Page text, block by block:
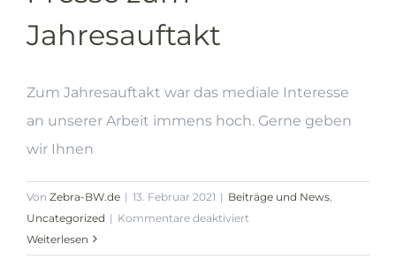
Jahresauftakt
Zum Jahresauftakt war das mediale Interesse
an unserer Arbeit immens hoch. Gerne geben
wir Ihnen
Von Zebra-BW.de | 13. Februar 2021 | Beiträge und News
Uncategorized | Kommentare deaktiviert
zum
Weiterlesen